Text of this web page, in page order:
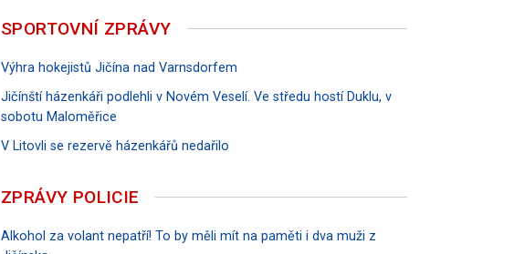
SPORTOVNÍ ZPRÁVY
Výhra hokejistů Jičína nad Varnsdorfem
Jičínští házenkáři podlehli v Novém Veselí. Ve středu hostí Duklu, v
sobotu Maloměřice
V Litovli se rezervě házenkářů nedařilo
ZPRÁVY POLICIE
Alkohol za volant nepatří! To by měli mít na paměti i dva muži z